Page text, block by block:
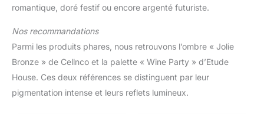
romantique, doré festif ou encore argenté futuriste.
Nos recommandations
Parmi les produits phares, nous retrouvons l’ombre « Jolie
Bronze » de Cellnco et la palette « Wine Party » d’Etude
House. Ces deux références se distinguent par leur
pigmentation intense et leurs reflets lumineux.